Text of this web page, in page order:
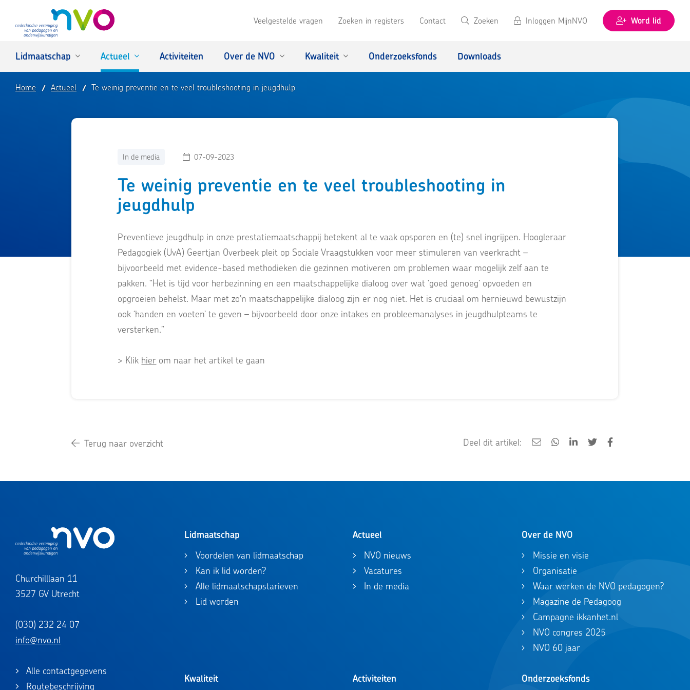
NVO Veelgestelde vragen Zoeken in registers Contact Zoeken Inloggen MijnNVO Word lid
Lidmaatschap Actueel Activiteiten Over de NVO Kwaliteit Onderzoeksfonds Downloads
Home Actueel Te weinig preventie en te veel troubleshooting in jeugdhulp
In de media 07-09-2023
Te weinig preventie en te veel troubleshooting in
jeugdhulp
Preventieve jeugdhulp in onze prestatiemaatschappij betekent al te vaak opsporen en (te) snel ingrijpen. Hoogleraar
Pedagogiek (UvA) Geertjan Overbeek pleit op Sociale Vraagstukken voor meer stimuleren van veerkracht –
bijvoorbeeld met evidence-based methodieken die gezinnen motiveren om problemen waar mogelijk zelf aan te
pakken. “Het is tijd voor herbezinning en een maatschappelijke dialoog over wat ‘goed genoeg’ opvoeden en
opgroeien behelst. Maar met zo’n maatschappelijke dialoog zijn er nog niet. Het is cruciaal om hernieuwd bewustzijn
ook ‘handen en voeten’ te geven – bijvoorbeeld door onze intakes en probleemanalyses in jeugdhulpteams te
versterken.”
> Klik hier om naar het artikel te gaan
Terug naar overzicht Deel dit artikel:
Churchilllaan 11
3527 GV Utrecht
(030) 232 24 07
info@nvo.nl
Alle contactgegevens
Routebeschrijving
Lidmaatschap
Voordelen van lidmaatschap
Kan ik lid worden?
Alle lidmaatschapstarieven
Lid worden
Actueel
NVO nieuws
Vacatures
In de media
Over de NVO
Missie en visie
Organisatie
Waar werken de NVO pedagogen?
Magazine de Pedagoog
Campagne ikkanhet.nl
NVO congres 2025
NVO 60 jaar
Kwaliteit Activiteiten Onderzoeksfonds